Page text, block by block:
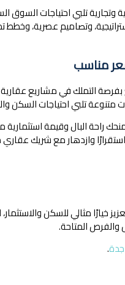
تلبي احتياجات السوق السعودي
وتصاميم عصرية،
مناسب
التملك في مشاريع
متنوعة تلبي احتياجات السكن
راحة البال وقيمة
استقرارًا وازدهار مع شريك
خيارًا مثالي للسكن
والفرص المتاحة.
.